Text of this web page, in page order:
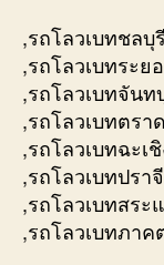
,รถโลวเบทชลบุรี
,รถโลวเบทระย
,รถโลวเบทจันท
,รถโลวเบทตราด
,รถโลวเบทฉะเ
,รถโลวเบทปรา
,รถโลวเบทสระ
,รถโลวเบทภาค